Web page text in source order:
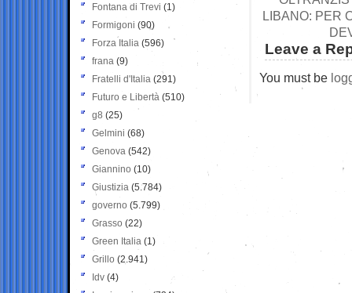
LIBANO: PER
Leave a
You must be
Fontana di Trevi (1)
Formigoni (90)
Forza Italia (596)
frana (9)
Fratelli d'Italia (291)
Futuro e Libertà (510)
g8 (25)
Gelmini (68)
Genova (542)
Giannino (10)
Giustizia (5.784)
governo (5.799)
Grasso (22)
Green Italia (1)
Grillo (2.941)
Idv (4)